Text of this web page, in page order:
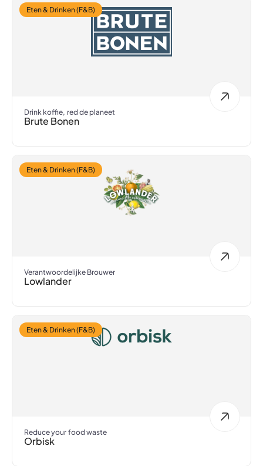
Eten & Drinken (F&B)
Drink koffie, red de planeet
Brute Bonen
Eten & Drinken (F&B)
Verantwoordelijke Brouwer
Lowlander
Eten & Drinken (F&B)
Reduce your food waste
Orbisk